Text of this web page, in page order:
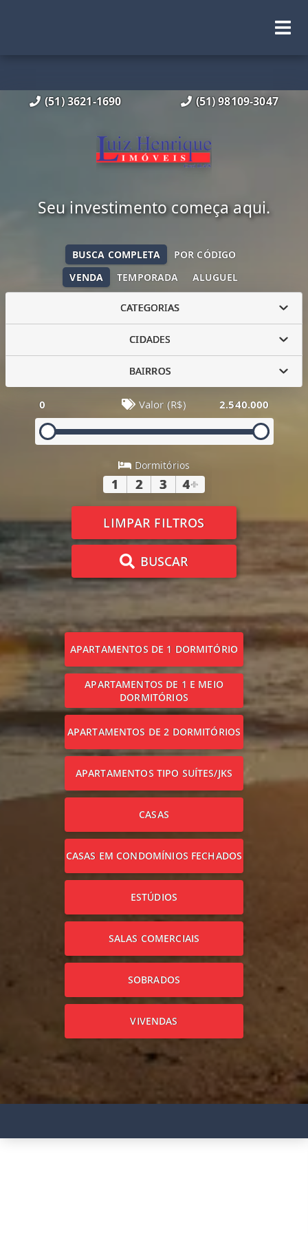
(51) 3621-1690 (51) 98109-3047
Seu investimento começa aqui.
VENDA TEMPORADA ALUGUEL
BUSCA COMPLETA POR CÓDIGO
CATEGORIAS
CIDADES
BAIRROS
0 Valor (R$) 2.540.000
Dormitórios
1 2 3 4+
LIMPAR FILTROS
BUSCAR
APARTAMENTOS DE 1 DORMITÓRIO
APARTAMENTOS DE 1 E MEIO
DORMITÓRIOS
APARTAMENTOS DE 2 DORMITÓRIOS
APARTAMENTOS TIPO SUÍTES/JKS
CASAS
CASAS EM CONDOMÍNIOS FECHADOS
ESTÚDIOS
SALAS COMERCIAIS
SOBRADOS
VIVENDAS